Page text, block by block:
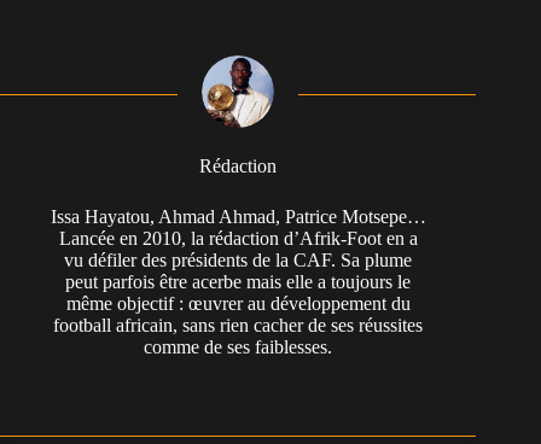
Rédaction
Issa Hayatou, Ahmad Ahmad, Patrice Motsepe…
Lancée en 2010, la rédaction d’Afrik-Foot en a
vu défiler des présidents de la CAF. Sa plume
peut parfois être acerbe mais elle a toujours le
même objectif : œuvrer au développement du
football africain, sans rien cacher de ses réussites
comme de ses faiblesses.